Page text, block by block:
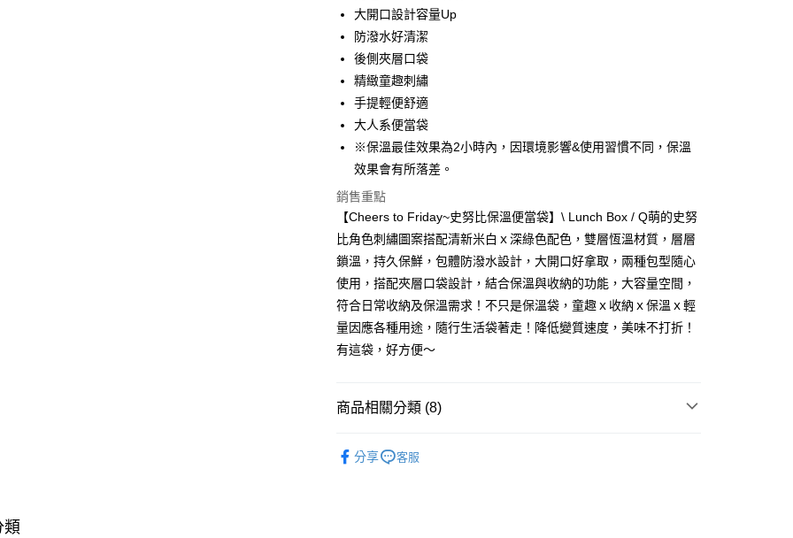
街口支付
悠遊付
Google Pay
大哥付你分期
相關說明
【大哥付你分期使用說明】
1.本服務由台灣大哥大提供，台灣大哥大用戶可立即使用無須另外申請。
2.付款方式選擇「大哥付你分期」，訂單成立後會自動跳轉到大哥付的交易
流程，驗證手機門號後，選擇欲分期的期數、繳款截止日，確認付款後即
3.實際核准額度、可分期數及費用金額請依後續交易確認頁面所載為準。
4.訂單成立30分鐘內，如未前往確認交易或遇審核未通過，訂單將自動取
消。如遇「轉專審核」未通過狀況，表示未達大哥付你分期系統評分，恕
【繳款方式說明】
1.分期款項不併入電信帳單，「大哥付你分期」於每月結算日後寄送繳費提
醒簡訊。
2.透過簡訊連結打開帳單後，可選擇「超商條碼／台灣大直營門市／銀行轉
帳／街口支付／iPASS MONEY」等通路繳費。
1.本服務係由「台灣大哥大股份有限公司」（以下簡稱本公司）所提供，讓
用戶於交易時，得透過本服務購買商品或服務，並由商店將買賣／分期付
2.基於同意付款使用「大哥付你分期」之契約關係目的，商店將以您的個人
資料（包含姓名、電話或地址）提供予台灣大哥大進項蒐集、處理及利
AFTEE先享後付
相關說明
【關於「AFTEE先享後付」】
AFTEE先享後付是「在收到商品之後才付款」的支付方式。 讓您購物簡單
１．簡單：不需註冊會員、不需綁卡、不需儲值。
２．便利：只要手機號碼，簡訊認證，即可結帳。
３．安心：先確認商品／服務後，再付款。
【「AFTEE先享後付」結帳流程】
１．於結帳方式選擇「AFTEE先享後付」後，將跳轉至「AFTEE先享後
２．訂單成立數日內，您將收到繳費通知簡訊。
※ 請注意：結帳手續完成當下不需立刻繳費，但若您需要取消訂單，請聯
絡購買商品的店家。未經商家同意取消之訂單仍視為有效，需透過AFTEE
※ 交易是否成功請以「AFTEE先享後付 」之結帳頁面顯示為準，若有關於
是否繳費成功／繳費後需取消欲退款等相關疑問，請聯繫「AFTEE先享後
ATM付款
運送方式
全家取貨付款
每筆NT$80，滿NT$699(含以上)免運費
付款後全家取貨
7-11取貨付款
付款後7-11取貨
大開口設計容量Up
防潑水好清潔
後側夾層口袋
精緻童趣刺繡
手提輕便舒適
大人系便當袋
※保溫最佳效果為2小時內，因環境影響&使用習慣不同，保溫
效果會有所落差。
銷售重點
【Cheers to Friday~史努比保溫便當袋】\ Lunch Box / Q萌的史努
比角色刺繡圖案搭配清新米白ｘ深綠色配色，雙層恆溫材質，層層
鎖溫，持久保鮮，包體防潑水設計，大開口好拿取，兩種包型隨心
使用，搭配夾層口袋設計，結合保溫與收納的功能，大容量空間，
符合日常收納及保溫需求！不只是保溫袋，童趣ｘ收納ｘ保溫ｘ輕
量因應各種用途，隨行生活袋著走！降低變質速度，美味不打折！
有這袋，好方便～
商品相關分類 (8)
分享 客服
類